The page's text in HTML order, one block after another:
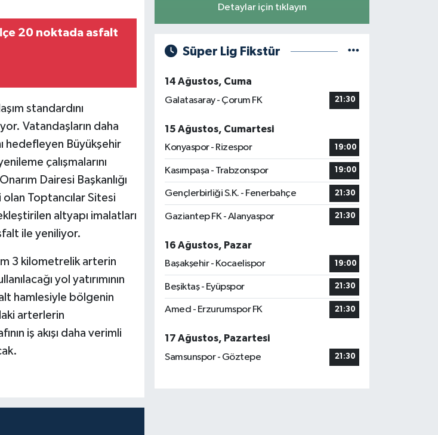
20 noktada asfalt
standardını
Vatandaşların daha
hedefleyen Büyükşehir
çalışmalarını
Dairesi Başkanlığı
Toptancılar Sitesi
altyapı imalatları
ile yeniliyor.
3 kilometrelik arterin
yol yatırımının
hamlesiyle bölgenin
arterlerin
iş akışı daha verimli
Detaylar için tıklayın
Süper Lig Fikstür
14 Ağustos, Cuma
Galatasaray - Çorum FK
21:30
15 Ağustos, Cumartesi
Konyaspor - Rizespor
19:00
Kasımpaşa - Trabzonspor 19:00
Gençlerbirliği S.K. - Fenerbahçe 21:30
Gaziantep FK - Alanyaspor 21:30
16 Ağustos, Pazar
Başakşehir - Kocaelispor
19:00
Beşiktaş - Eyüpspor 21:30
Amed - Erzurumspor FK 21:30
17 Ağustos, Pazartesi
Samsunspor - Göztepe
21:30